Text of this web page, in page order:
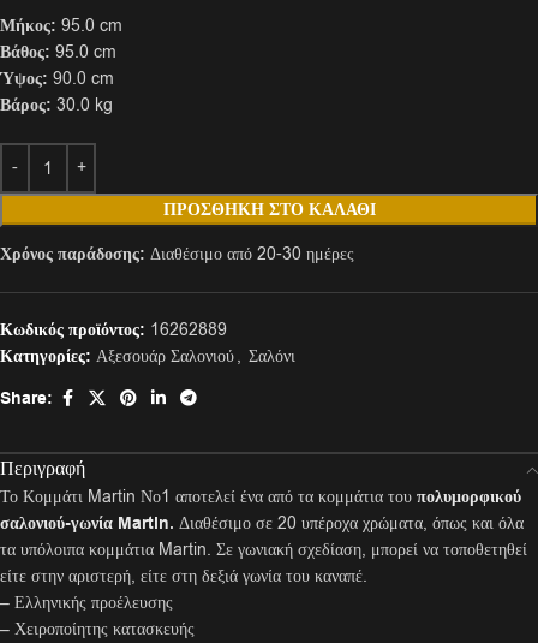
Μήκος: 95.0 cm
Βάθος: 95.0 cm
Ύψος: 90.0 cm
Βάρος: 30.0 kg
ΠΡΟΣΘΉΚΗ ΣΤΟ ΚΑΛΆΘΙ
Χρόνος παράδοσης: Διαθέσιμο από 20-30 ημέρες
Κωδικός προϊόντος: 16262889
Κατηγορίες: Αξεσουάρ Σαλονιού, Σαλόνι
Share:
Περιγραφή
Το Κομμάτι Martin Νο1 αποτελεί ένα από τα κομμάτια του πολυμορφικού
σαλονιού-γωνία Martin. Διαθέσιμο σε 20 υπέροχα χρώματα, όπως και όλα
τα υπόλοιπα κομμάτια Martin. Σε γωνιακή σχεδίαση, μπορεί να τοποθετηθεί
είτε στην αριστερή, είτε στη δεξιά γωνία του καναπέ.
– Ελληνικής προέλευσης
– Χειροποίητης κατασκευής